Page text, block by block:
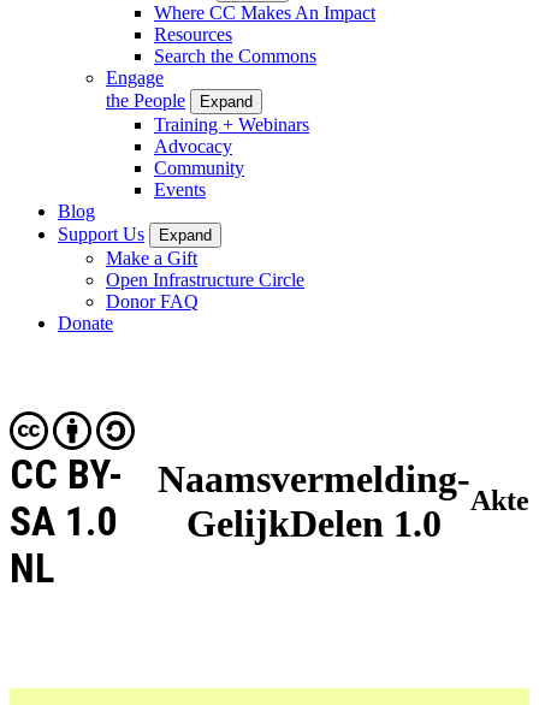
Where CC Makes An Impact
Resources
Search the Commons
Engage
the People
Expand
Training + Webinars
Advocacy
Community
Events
Blog
Support Us
Expand
Make a Gift
Open Infrastructure Circle
Donor FAQ
Donate
Naamsvermelding-
GelijkDelen 1.0
CC BY-
SA 1.0
NL
Akte